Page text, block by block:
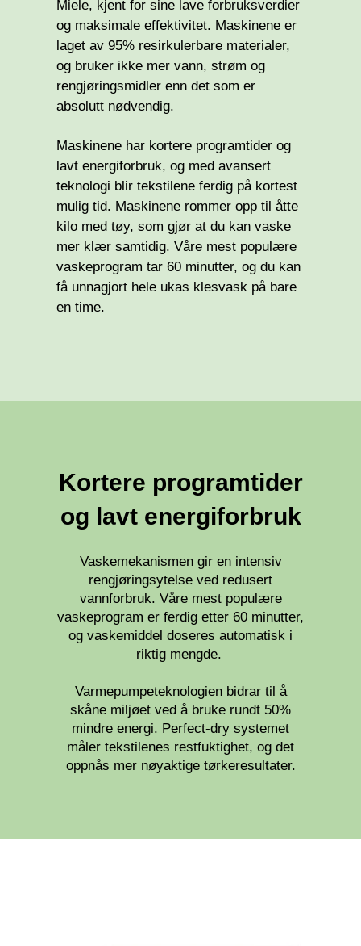
Miele, kjent for sine lave forbruksverdier
og maksimale effektivitet. Maskinene er
laget av 95% resirkulerbare materialer,
og bruker ikke mer vann, strøm og
rengjøringsmidler enn det som er
absolutt nødvendig.
Maskinene har kortere programtider og
lavt energiforbruk, og med avansert
teknologi blir tekstilene ferdig på kortest
mulig tid. Maskinene rommer opp til åtte
kilo med tøy, som gjør at du kan vaske
mer klær samtidig. Våre mest populære
vaskeprogram tar 60 minutter, og du kan
få unnagjort hele ukas klesvask på bare
en time.
Kortere programtider
og lavt energiforbruk
Vaskemekanismen gir en intensiv
rengjøringsytelse ved redusert
vannforbruk. Våre mest populære
vaskeprogram er ferdig etter 60 minutter,
og vaskemiddel doseres automatisk i
riktig mengde.
Varmepumpeteknologien bidrar til å
skåne miljøet ved å bruke rundt 50%
mindre energi. Perfect-dry systemet
måler tekstilenes restfuktighet, og det
oppnås mer nøyaktige tørkeresultater.